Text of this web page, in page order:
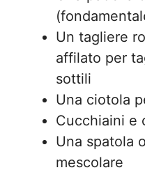
Un tagliere
affilato per
sottili
Una ciotola
Cucchiaini e
Una spatola
mescolare